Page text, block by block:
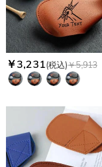
￥3,231(税込)￥5,913